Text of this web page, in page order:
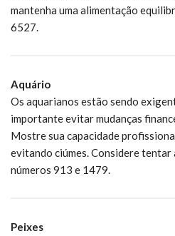
mantenha uma alimentação
6527.
Aquário
Os aquarianos estão sendo
importante evitar mudanças
Mostre sua capacidade
evitando ciúmes. Considere
números 913 e 1479.
Peixes